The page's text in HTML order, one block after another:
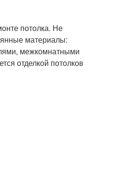
потолка. Не
материалы:
межкомнатными
отделкой потолков